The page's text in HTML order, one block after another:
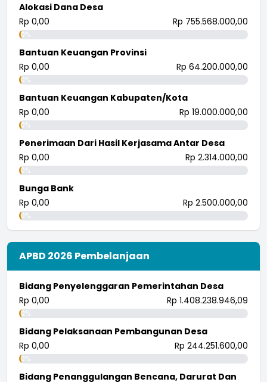
Alokasi Dana Desa
Rp 0,00
Rp 755.568.000,00
0%
Bantuan Keuangan Provinsi
Rp 0,00
Rp 64.200.000,00
0%
Bantuan Keuangan Kabupaten/Kota
Rp 0,00
Rp 19.000.000,00
0%
Penerimaan Dari Hasil Kerjasama Antar Desa
Rp 0,00
Rp 2.314.000,00
0%
Bunga Bank
Rp 0,00
Rp 2.500.000,00
0%
APBD 2026 Pembelanjaan
Bidang Penyelenggaran Pemerintahan Desa
Rp 0,00
Rp 1.408.238.946,09
0%
Bidang Pelaksanaan Pembangunan Desa
Rp 0,00
Rp 244.251.600,00
0%
Bidang Penanggulangan Bencana, Darurat Dan